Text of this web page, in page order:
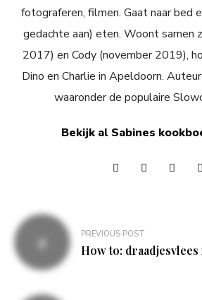
fotograferen, filmen. Gaat naar bed
gedachte aan) eten. Woont samen
2017) en Cody (november 2019),
Dino en Charlie in Apeldoorn.
waaronder de populaire
Bekijk al Sabines
Bericht
navigatie
PREVIOUS POST
How to: draadjesvlees